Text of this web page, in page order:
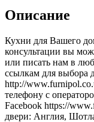
Описание
Кухни для Вашего
консультации вы
или писать нам в
ссылкам для выбора
http://
телефону с
Facebook https://
двери: Англия,